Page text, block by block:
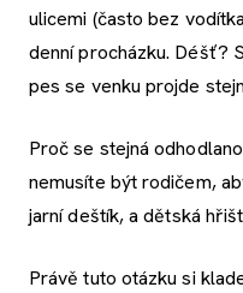
ulicemi (často bez
denní procházku. Déšť?
pes se venku projde
Proč se stejná
nemusíte být rodičem,
jarní deštík, a dětská
Právě tuto otázku si